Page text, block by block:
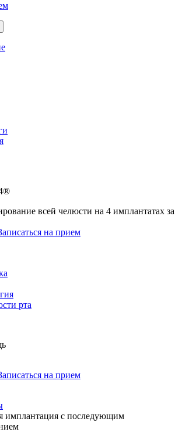
всей челюсти на 4 имплантатах за
на прием
рта
на прием
имплантация с последующим